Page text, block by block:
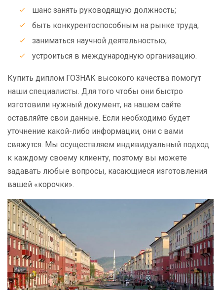
шанс занять руководящую должность;
быть конкурентоспособным на рынке труда;
заниматься научной деятельностью;
устроиться в международную организацию.
Купить диплом ГОЗНАК высокого качества помогут
наши специалисты. Для того чтобы они быстро
изготовили нужный документ, на нашем сайте
оставляйте свои данные. Если необходимо будет
уточнение какой-либо информации, они с вами
свяжутся. Мы осуществляем индивидуальный подход
к каждому своему клиенту, поэтому вы можете
задавать любые вопросы, касающиеся изготовления
вашей «корочки».